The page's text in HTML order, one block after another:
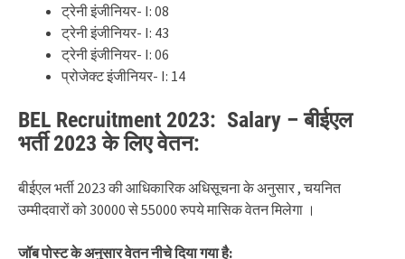
ट्रेनी इंजीनियर- I: 08
ट्रेनी इंजीनियर- I: 43
ट्रेनी इंजीनियर- I: 06
प्रोजेक्ट इंजीनियर- I: 14
BEL Recruitment 2023: Salary – बीईएल
भर्ती 2023 के लिए वेतन:
बीईएल भर्ती 2023 की आधिकारिक अधिसूचना के अनुसार , चयनित
उम्मीदवारों को 30000 से 55000 रुपये मासिक वेतन मिलेगा ।
जॉब पोस्ट के अनुसार वेतन नीचे दिया गया है: